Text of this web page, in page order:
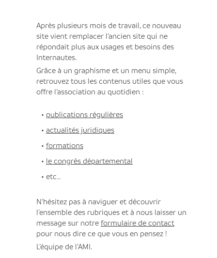
Après plusieurs mois de travail, ce nouveau
site vient remplacer l’ancien site qui ne
répondait plus aux usages et besoins des
Internautes.
Grâce à un graphisme et un menu simple,
retrouvez tous les contenus utiles que vous
offre l’association au quotidien :
publications régulières
actualités juridiques
formations
le congrès départemental
etc…
N’hésitez pas à naviguer et découvrir
l’ensemble des rubriques et à nous laisser un
message sur notre formulaire de contact
pour nous dire ce que vous en pensez !
L’équipe de l’AMI.